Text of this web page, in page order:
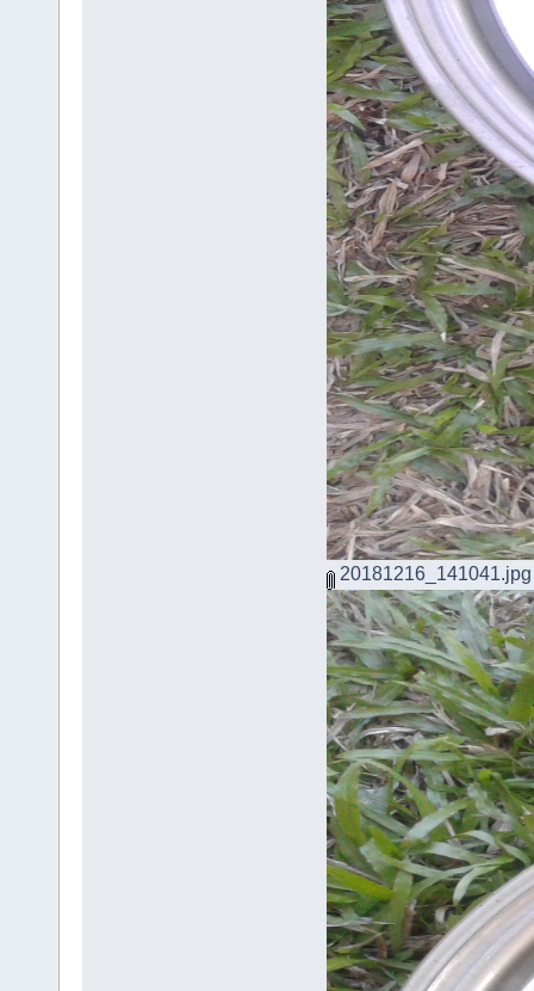
20181216_141041.jpg